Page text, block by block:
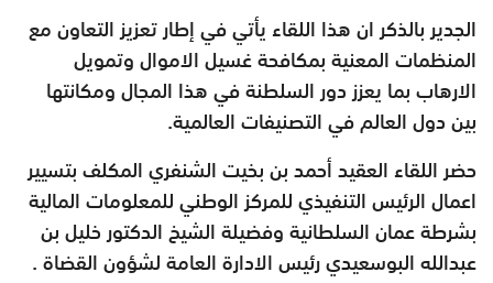
الجدير بالذكر ان هذا اللقاء يأتي في إطار تعزيز التعاون مع
المنظمات المعنية بمكافحة غسيل الاموال وتمويل
الارهاب بما يعزز دور السلطنة في هذا المجال ومكانتها
بين دول العالم في التصنيفات العالمية.
حضر اللقاء العقيد أحمد بن بخيت الشنفري المكلف بتسيير
اعمال الرئيس التنفيذي للمركز الوطني للمعلومات المالية
بشرطة عمان السلطانية وفضيلة الشيخ الدكتور خليل بن
عبدالله البوسعيدي رئيس الادارة العامة لشؤون القضاة .